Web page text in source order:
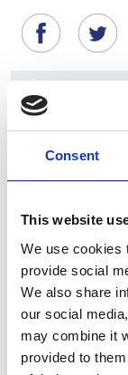
Consent
This website
We use cookies
provide social
We also share
our social
may combine it
provided to
Suggeriti
7 Agosto
Nel primo